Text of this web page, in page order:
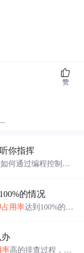
赞
你指挥
何通过编程控制Wi
100%的情况
占用率达到100%的问
率高的排查过程，包